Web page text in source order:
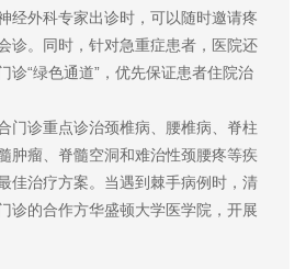
经外科专家出诊时，可以随时邀请疼
诊。同时，针对急重症患者，医院还
诊“绿色通道”，优先保证患者住院治
诊重点诊治颈椎病、腰椎病、脊柱
肿瘤、脊髓空洞和难治性颈腰疼等疾
佳治疗方案。当遇到棘手病例时，清
诊的合作方华盛顿大学医学院，开展